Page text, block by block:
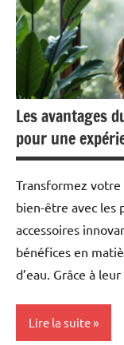
Les avantages
pour une
Transformez
bien-être avec les
accessoires
bénéfices en
d’eau. Grâce à
Lire la suite